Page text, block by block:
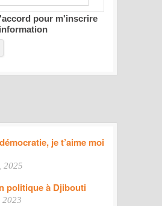
pour m'inscrire
je t’aime moi
2025
politique à Djibouti
2023